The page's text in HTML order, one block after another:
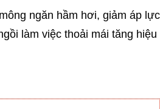
ngăn hầm hơi, giảm áp lực
làm việc thoải mái tăng hiệu